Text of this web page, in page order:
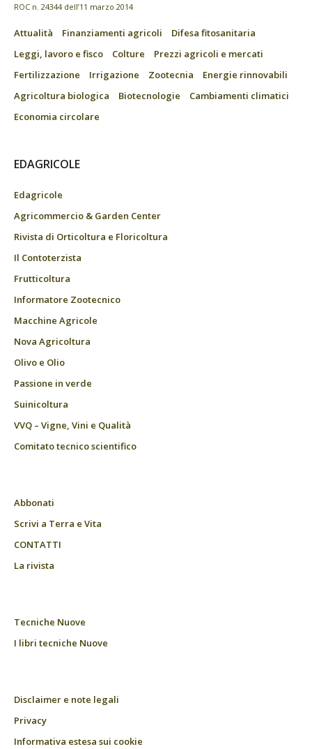
ROC n. 24344 dell’11 marzo 2014
Attualità Finanziamenti agricoli
Difesa fitosanitaria
Leggi, lavoro e fisco
Colture
Prezzi agricoli e mercati
Fertilizzazione
Irrigazione Zootecnia
Energie rinnovabili
Agricoltura biologica
Biotecnologie
Cambiamenti climatici
Economia circolare
EDAGRICOLE
Edagricole
Agricommercio & Garden Center
Rivista di Orticoltura e Floricoltura
Il Contoterzista
Frutticoltura
Informatore Zootecnico
Macchine Agricole
Nova Agricoltura
Olivo e Olio
Passione in verde
Suinicoltura
VVQ – Vigne, Vini e Qualità
Comitato tecnico scientifico
Abbonati
Scrivi a Terra e Vita
CONTATTI
La rivista
Tecniche Nuove
I libri tecniche Nuove
Disclaimer e note legali
Privacy
Informativa estesa sui cookie